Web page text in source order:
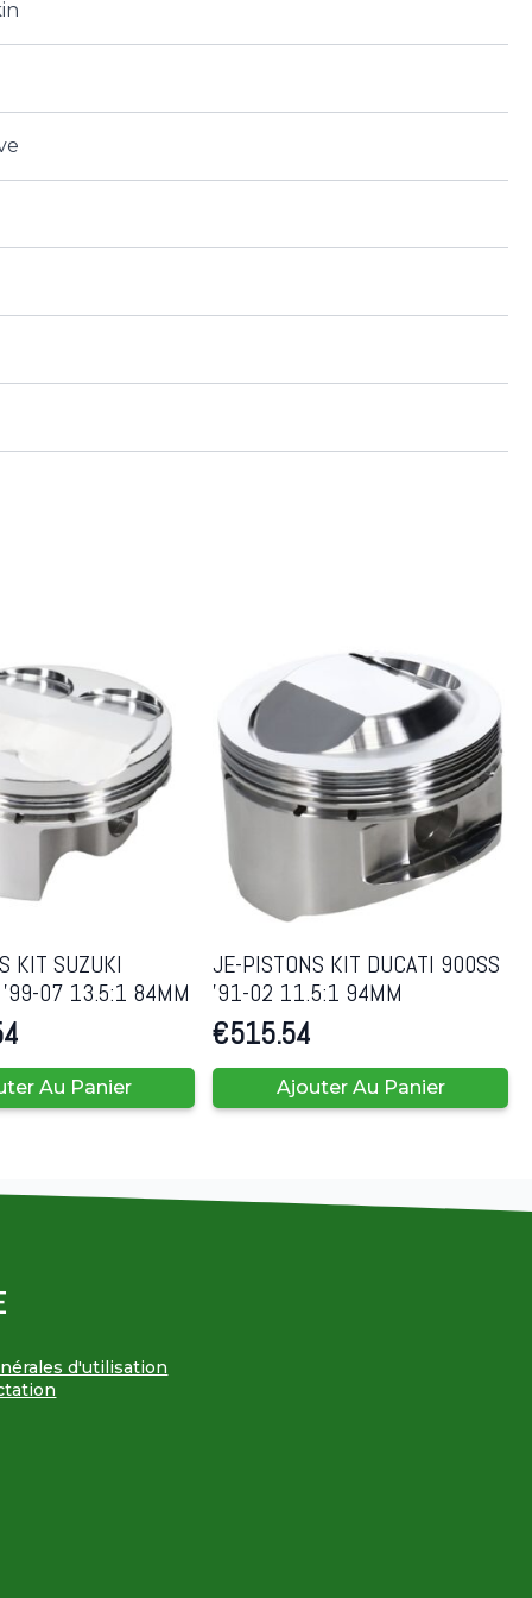
KIT SUZUKI
07 13.5:1 84MM
Au Panier
JE-PISTONS KIT DUCATI 900SS
’91-02 11.5:1 94MM
€515.54
Ajouter Au Panier
d'utilisation